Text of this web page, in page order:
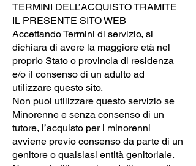
TERMINI DELL’ACQUISTO TRAMITE
IL PRESENTE SITO WEB
Accettando Termini di servizio, si
dichiara di avere la maggiore età nel
proprio Stato o provincia di residenza
e/o il consenso di un adulto ad
utilizzare questo sito.
Non puoi utilizzare questo servizio se
Minorenne e senza consenso di un
tutore, l’acquisto per i minorenni
avviene previo consenso da parte di un
genitore o qualsiasi entità genitoriale.